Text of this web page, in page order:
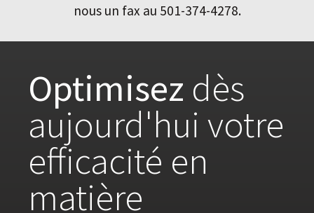
nous un fax au 501-374-4278.
Optimisez dès
aujourd'hui votre
efficacité en
matière